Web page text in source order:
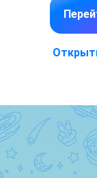
Контактный